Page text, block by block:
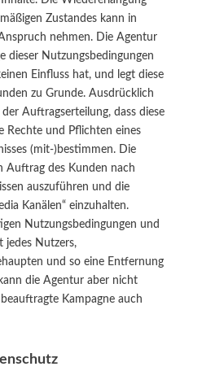
Zustandes kann in
nehmen. Die Agentur
dieser Nutzungsbedingungen
Einfluss hat, und legt diese
zu Grunde. Ausdrücklich
Auftragserteilung, dass diese
Rechte und Pflichten eines
(mit-)bestimmen. Die
Auftrag des Kunden nach
auszuführen und die
Kanälen“ einzuhalten.
Nutzungsbedingungen und
jedes Nutzers,
und so eine Entfernung
die Agentur aber nicht
Kampagne auch